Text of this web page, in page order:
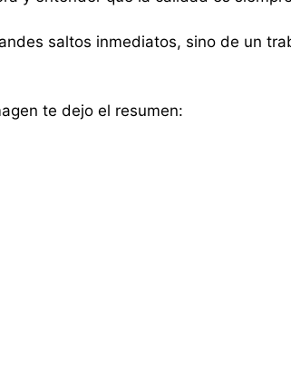
saltos inmediatos, sino de un
te dejo el resumen: